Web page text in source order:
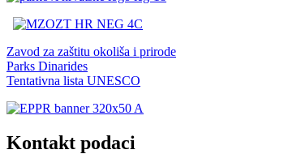
Zavod za zaštitu okoliša i prirode
Parks Dinarides
Tentativna lista UNESCO
Kontakt podaci